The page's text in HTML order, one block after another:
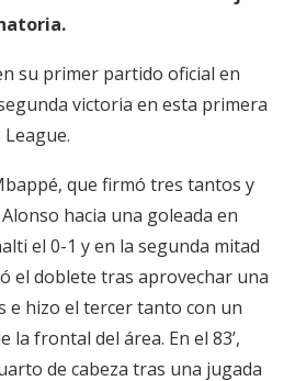
su primer partido oficial en
victoria en esta primera
que firmó tres tantos y
hacia una goleada en
el 0-1 y en la segunda mitad
el doblete tras aprovechar una
e hizo el tercer tanto con un
la frontal del área. En el 83’,
de cabeza tras una jugada